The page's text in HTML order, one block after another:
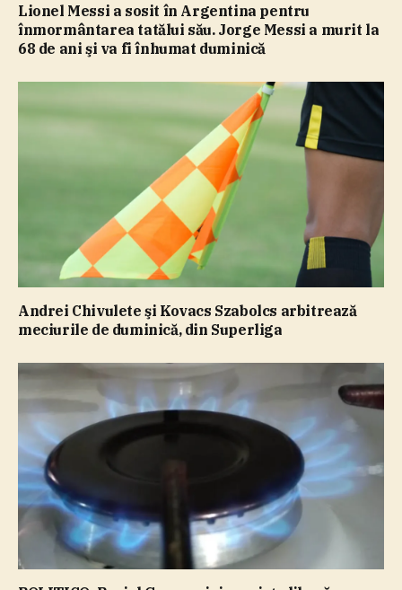
Lionel Messi a sosit în Argentina pentru
înmormântarea tatălui său. Jorge Messi a murit la
68 de ani şi va fi înhumat duminică
Andrei Chivulete şi Kovacs Szabolcs arbitrează
meciurile de duminică, din Superliga